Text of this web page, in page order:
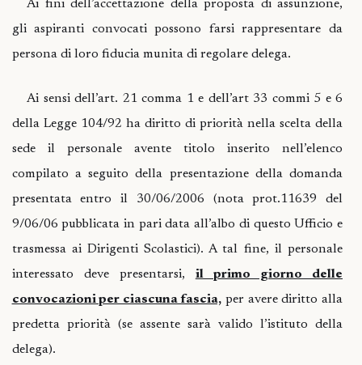
Ai fini dell’accettazione della proposta di assunzione,
gli aspiranti convocati possono farsi rappresentare da
persona di loro fiducia munita di regolare delega.
Ai sensi dell’art. 21 comma 1 e dell’art 33 commi 5 e 6
della Legge 104/92 ha diritto di priorità nella scelta della
sede il personale avente titolo inserito nell’elenco
compilato a seguito della presentazione della domanda
presentata entro il 30/06/2006 (nota prot.11639 del
9/06/06 pubblicata in pari data all’albo di questo Ufficio e
trasmessa ai Dirigenti Scolastici). A tal fine, il personale
interessato deve presentarsi, il primo giorno delle
convocazioni per ciascuna fascia, per avere diritto alla
predetta priorità (se assente sarà valido l’istituto della
delega).